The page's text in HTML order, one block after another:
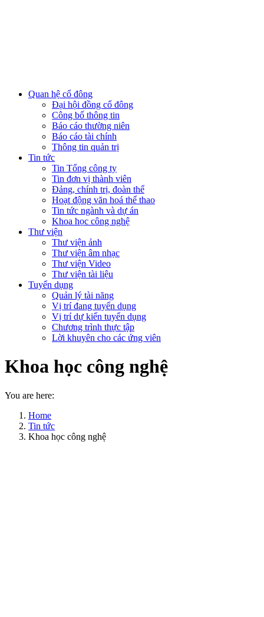
Quan hệ cổ đông
Đại hội đồng cổ đông
Công bố thông tin
Báo cáo thường niên
Báo cáo tài chính
Thông tin quản trị
Tin tức
Tin Tổng công ty
Tin đơn vị thành viên
Đảng, chính trị, đoàn thể
Hoạt động văn hoá thể thao
Tin tức ngành và dự án
Khoa học công nghệ
Thư viện
Thư viện ảnh
Thư viện âm nhạc
Thư viện Video
Thư viện tài liệu
Tuyển dụng
Quản lý tài năng
Vị trí đang tuyển dụng
Vị trí dự kiến tuyển dụng
Chương trình thực tập
Lời khuyên cho các ứng viên
Khoa học công nghệ
You are here:
Home
Tin tức
Khoa học công nghệ